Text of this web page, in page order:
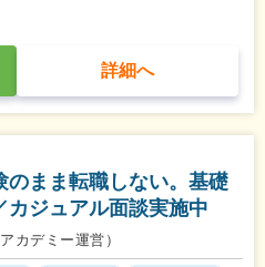
詳細へ
のまま転職しない。基礎
ジュアル面談実施中
カデミー運営）